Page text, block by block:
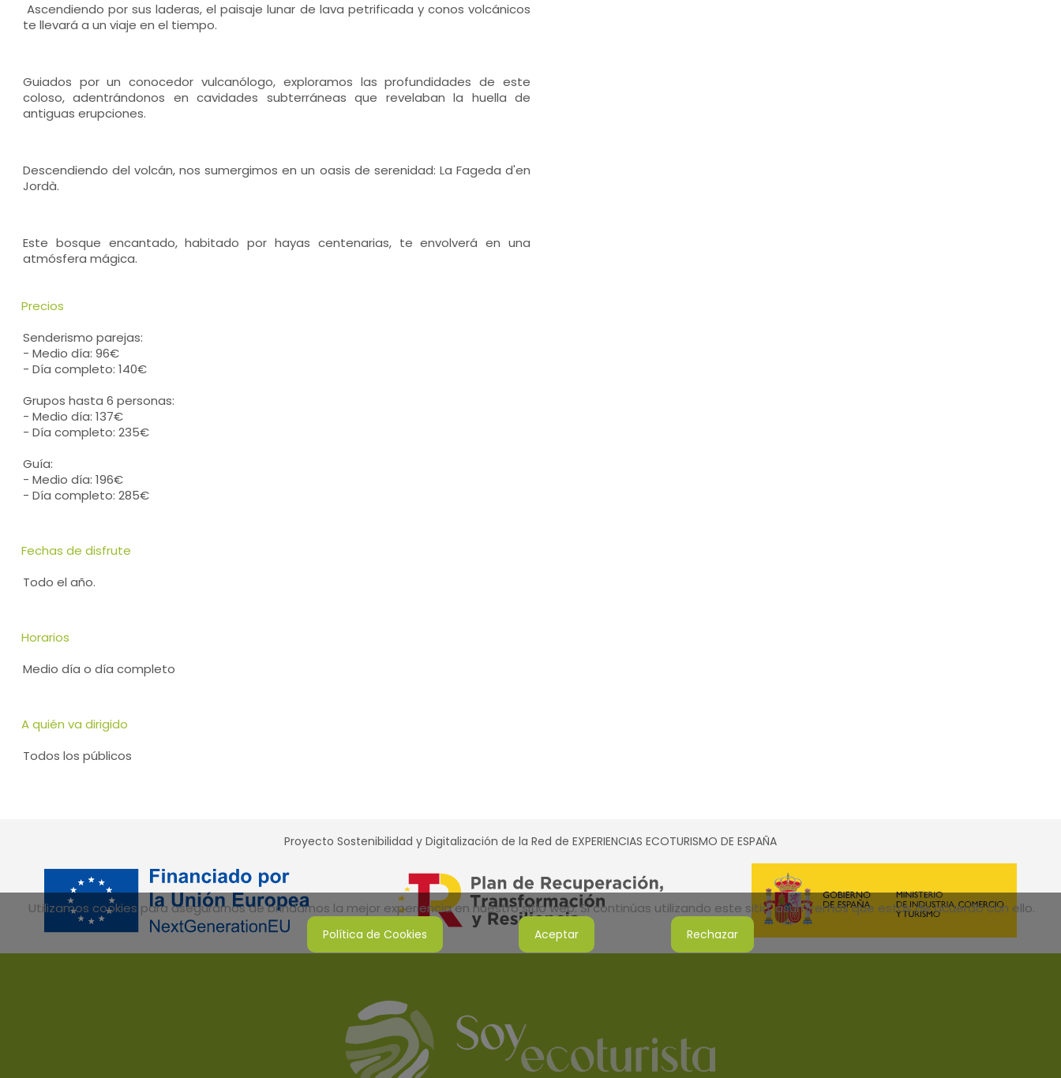
Ascendiendo por sus laderas, el paisaje lunar de lava petrificada y conos volcánicos
te llevará a un viaje en el tiempo.
Guiados por un conocedor vulcanólogo, exploramos las profundidades de este
coloso, adentrándonos en cavidades subterráneas que revelaban la huella de
antiguas erupciones.
Descendiendo del volcán, nos sumergimos en un oasis de serenidad: La Fageda d'en
Jordà.
Este bosque encantado, habitado por hayas centenarias, te envolverá en una
atmósfera mágica.
Precios
Senderismo parejas:
- Medio día: 96€
- Día completo: 140€
Grupos hasta 6 personas:
- Medio día: 137€
- Día completo: 235€
Guía:
- Medio día: 196€
- Día completo: 285€
Fechas de disfrute
Todo el año.
Horarios
Medio día o día completo
A quién va dirigido
Todos los públicos
Proyecto Sostenibilidad y Digitalización de la Red de EXPERIENCIAS ECOTURISMO DE ESPAÑA
Utilizamos cookies para asegurarnos de brindarnos la mejor experiencia en nuestro sitio web. Si continúas utilizando este sitio, asumiremos que estás de acuerdo con ello.
Política de Cookies Aceptar Rechazar